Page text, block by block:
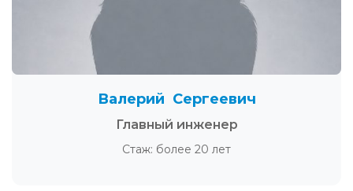
Валерий Сергеевич
Главный инженер
Стаж: более 20 лет